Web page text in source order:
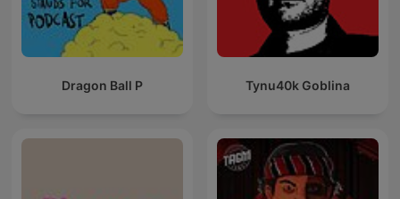
Dragon Ball P Tynu40k Goblina